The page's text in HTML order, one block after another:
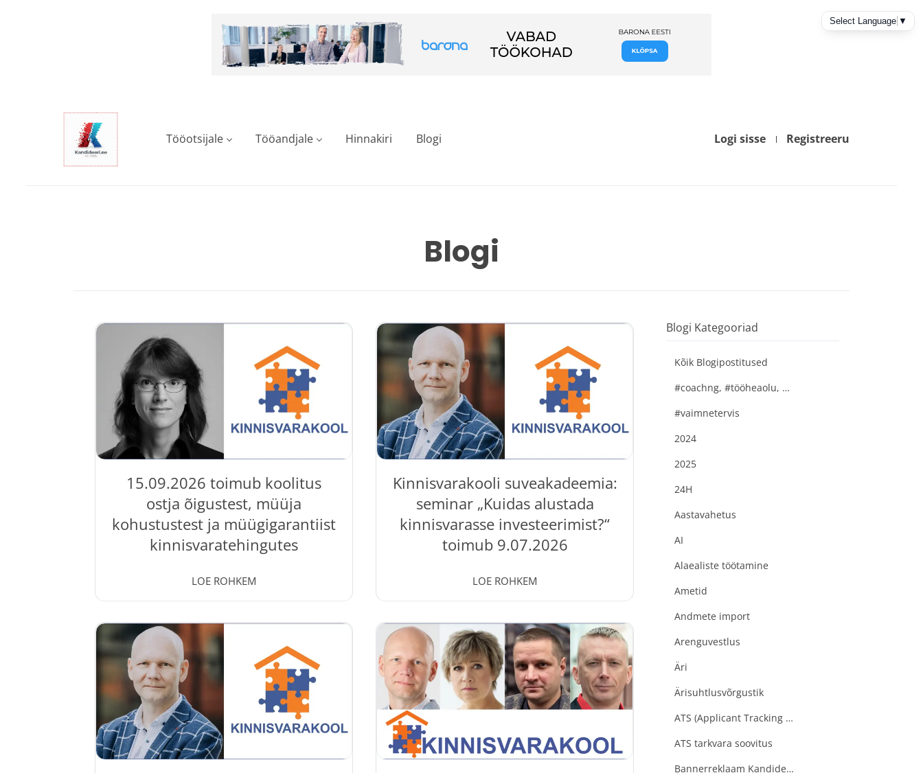
Logi sisse Registreeru
Tööotsijale Tööandjale Hinnakiri Blogi
Blogi
Blogi Kategooriad
Kõik Blogipostitused
#coachng, #tööheaolu, #kaireparve
#vaimnetervis
2024
2025
24H
Aastavahetus
AI
Alaealiste töötamine
Ametid
Andmete import
Arenguvestlus
Äri
Ärisuhtlusvõrgustik
ATS (Applicant Tracking Software)
ATS tarkvara soovitus
Bannerreklaam Kandideeri.ee
15.09.2026 toimub koolitus
ostja õigustest, müüja
kohustustest ja müügigarantiist
kinnisvaratehingutes
kohustused ja müügigarantii praktikas “ on
praktiline koolitus kõigile, kes soovivad
paremini mõista kinnisvaratehingute järel
tekkivaid puudustega seotud vaidlusi ning
nendega seotud õigusi ja kohustusi. Koolitus
annab selge ülevaate varjatud puuduse
mõistest, ostja õiguskaitsevahenditest, müüja
vastutuse piiridest, müügigarantii tähendusest ja
olulisemast...
LOE ROHKEM
Kinnisvarakooli suveakadeemia:
seminar „Kuidas alustada
kinnisvarasse investeerimist?“
toimub 9.07.2026
annab alustavale investorile selge ja praktilise
sissejuhatuse kinnisvarainvesteeringute
maailma. Seminaril käsitletakse peamisi
investeerimisstrateegiaid, sobiva
investeerimisobjekti valikut, tasuvuse hindamist
ning vigu, mida tehakse alustades kõige
kinnisvaraekspert Tõnu Toompark.
Veebiseminar toimub 9.07.2026...
LOE ROHKEM